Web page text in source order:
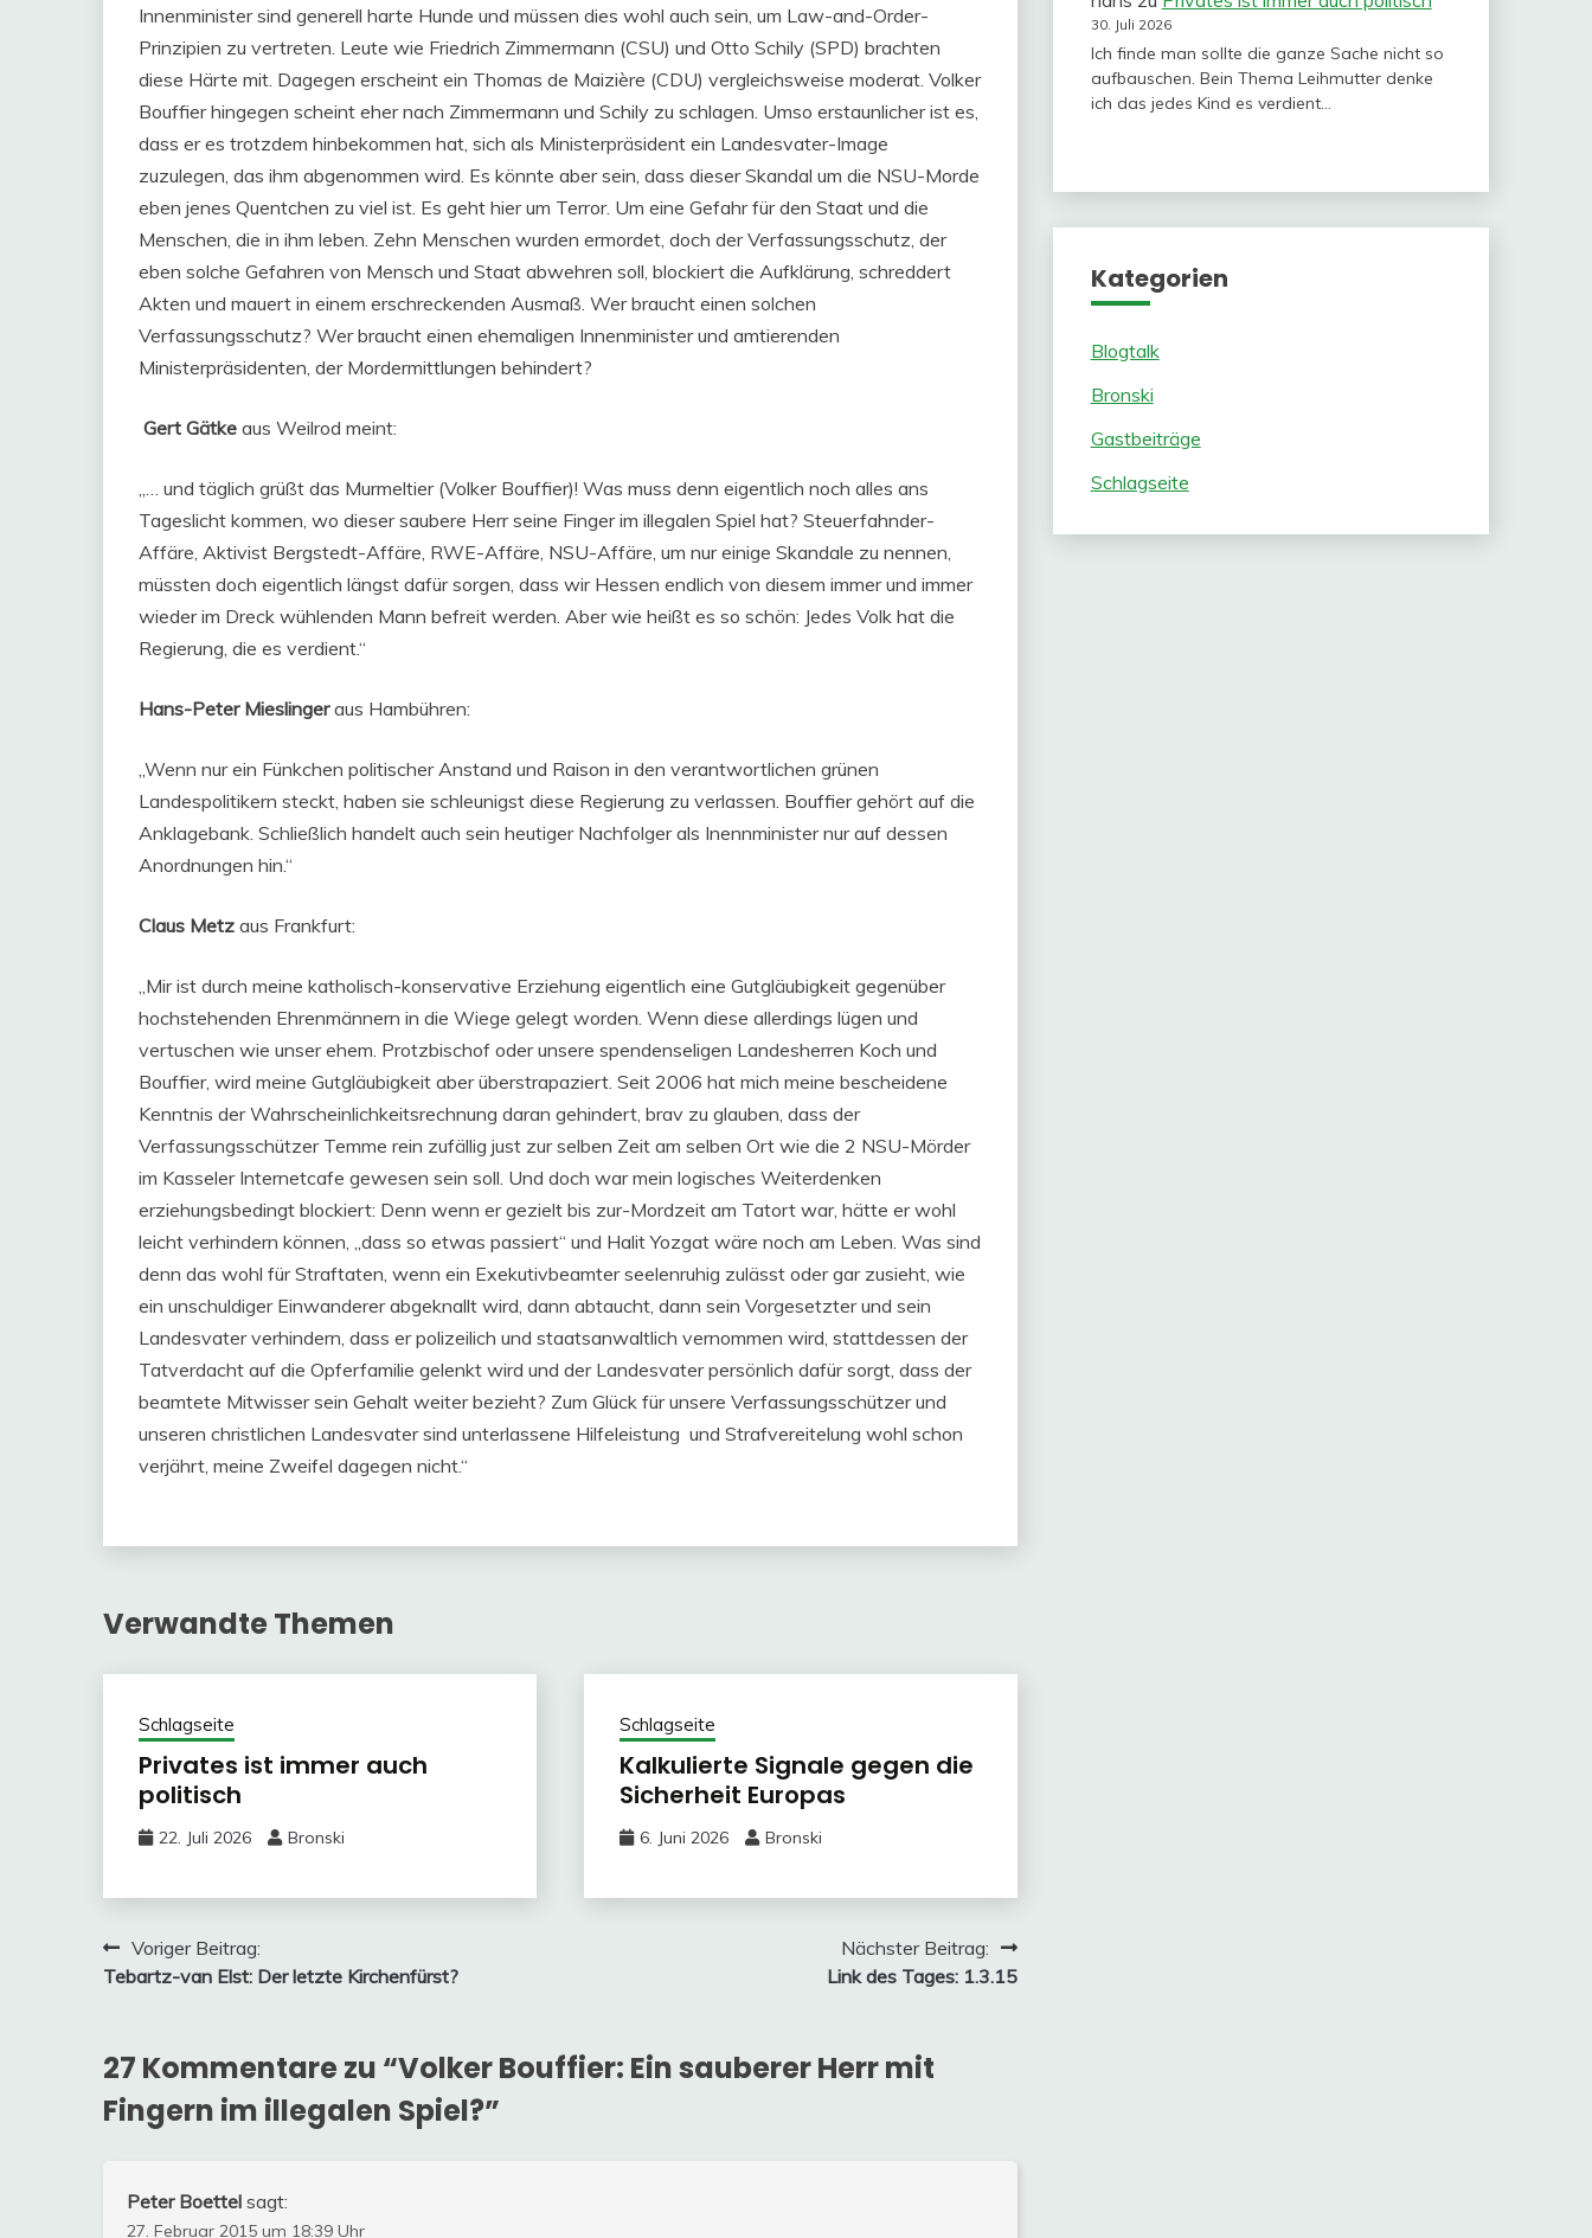
Innenminister sind generell harte Hunde und müssen dies wohl auch sein, um Law-and-Order-
Prinzipien zu vertreten. Leute wie Friedrich Zimmermann (CSU) und Otto Schily (SPD) brachten
diese Härte mit. Dagegen erscheint ein Thomas de Maizière (CDU) vergleichsweise moderat. Volker
Bouffier hingegen scheint eher nach Zimmermann und Schily zu schlagen. Umso erstaunlicher ist es,
dass er es trotzdem hinbekommen hat, sich als Ministerpräsident ein Landesvater-Image
zuzulegen, das ihm abgenommen wird. Es könnte aber sein, dass dieser Skandal um die NSU-Morde
eben jenes Quentchen zu viel ist. Es geht hier um Terror. Um eine Gefahr für den Staat und die
Menschen, die in ihm leben. Zehn Menschen wurden ermordet, doch der Verfassungsschutz, der
eben solche Gefahren von Mensch und Staat abwehren soll, blockiert die Aufklärung, schreddert
Akten und mauert in einem erschreckenden Ausmaß. Wer braucht einen solchen
Verfassungsschutz? Wer braucht einen ehemaligen Innenminister und amtierenden
Ministerpräsidenten, der Mordermittlungen behindert?
Gert Gätke aus Weilrod meint:
„… und täglich grüßt das Murmeltier (Volker Bouffier)! Was muss denn eigentlich noch alles ans
Tageslicht kommen, wo dieser saubere Herr seine Finger im illegalen Spiel hat? Steuerfahnder-
Affäre, Aktivist Bergstedt-Affäre, RWE-Affäre, NSU-Affäre, um nur einige Skandale zu nennen,
müssten doch eigentlich längst dafür sorgen, dass wir Hessen endlich von diesem immer und immer
wieder im Dreck wühlenden Mann befreit werden. Aber wie heißt es so schön: Jedes Volk hat die
Regierung, die es verdient.“
Hans-Peter Mieslingeraus Hambühren:
„Wenn nur ein Fünkchen politischer Anstand und Raison in den verantwortlichen grünen
Landespolitikern steckt, haben sie schleunigst diese Regierung zu verlassen. Bouffier gehört auf die
Anklagebank. Schließlich handelt auch sein heutiger Nachfolger als Inennminister nur auf dessen
Anordnungen hin.“
Claus Metz aus Frankfurt:
„Mir ist durch meine katholisch-konservative Erziehung eigentlich eine Gutgläubigkeit gegenüber
hochstehenden Ehrenmännern in die Wiege gelegt worden. Wenn diese allerdings lügen und
vertuschen wie unser ehem. Protzbischof oder unsere spendenseligen Landesherren Koch und
Bouffier, wird meine Gutgläubigkeit aber überstrapaziert. Seit 2006 hat mich meine bescheidene
Kenntnis der Wahrscheinlichkeitsrechnung daran gehindert, brav zu glauben, dass der
Verfassungsschützer Temme rein zufällig just zur selben Zeit am selben Ort wie die 2 NSU-Mörder
im Kasseler Internetcafe gewesen sein soll. Und doch war mein logisches Weiterdenken
erziehungsbedingt blockiert: Denn wenn er gezielt bis zur-Mordzeit am Tatort war, hätte er wohl
leicht verhindern können, „dass so etwas passiert“ und Halit Yozgat wäre noch am Leben. Was sind
denn das wohl für Straftaten, wenn ein Exekutivbeamter seelenruhig zulässt oder gar zusieht, wie
ein unschuldiger Einwanderer abgeknallt wird, dann abtaucht, dann sein Vorgesetzter und sein
Landesvater verhindern, dass er polizeilich und staatsanwaltlich vernommen wird, stattdessen der
Tatverdacht auf die Opferfamilie gelenkt wird und der Landesvater persönlich dafür sorgt, dass der
beamtete Mitwisser sein Gehalt weiter bezieht? Zum Glück für unsere Verfassungsschützer und
unseren christlichen Landesvater sind unterlassene Hilfeleistung und Strafvereitelung wohl schon
verjährt, meine Zweifel dagegen nicht.“
Verwandte Themen
Schlagseite
Privates ist immer auch
politisch
22. Juli 2026 Bronski
Schlagseite
Kalkulierte Signale gegen die
Sicherheit Europas
6. Juni 2026 Bronski
Beitragsnavigation
Voriger Beitrag:
Tebartz-van Elst: Der letzte Kirchenfürst?
Nächster Beitrag:
Link des Tages: 1.3.15
27 Kommentare zu “Volker Bouffier: Ein sauberer Herr mit
Fingern im illegalen Spiel?”
Peter Boettel sagt:
27. Februar 2015 um 18:39 Uhr
30. Juli 2026
Ich finde man sollte die ganze Sache nicht so
aufbauschen. Bein Thema Leihmutter denke
ich das jedes Kind es verdient…
Kategorien
Blogtalk
Bronski
Gastbeiträge
Schlagseite